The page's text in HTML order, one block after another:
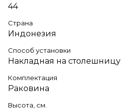
44
Страна
Индонезия
Способ установки
Накладная на столешницу
Комплектация
Раковина
Высота, см.